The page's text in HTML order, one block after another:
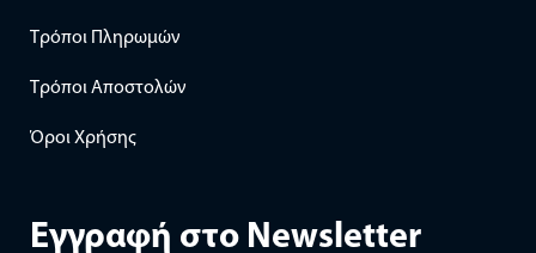
Τρόποι Πληρωμών
Τρόποι Αποστολών
Όροι Χρήσης
Eγγραφή στο Newsletter